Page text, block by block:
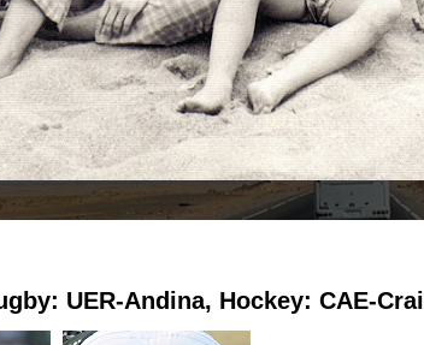
UER-Andina, Hockey: CAE-Crai